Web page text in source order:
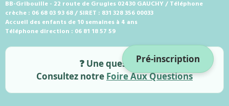
Pré-inscription
BB-Gribouille - 22 route de Grugies 02430 GAUCHY / Téléphone
crèche : 06 68 03 93 68 / SIRET : 831 328 356 00033
Accueil des enfants de 10 semaines à 4 ans
Téléphone direction : 06 81 18 57 59
❓ Une question ?
Consultez notre Foire Aux Questions